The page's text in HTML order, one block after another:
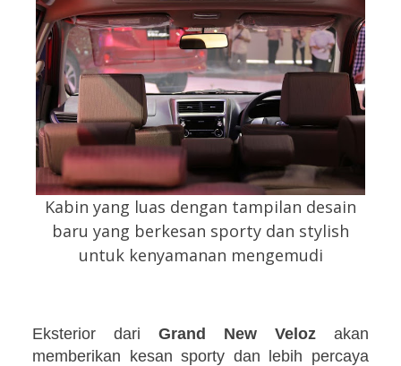
Kabin yang luas dengan tampilan desain
baru yang berkesan sporty dan stylish
untuk kenyamanan mengemudi
Eksterior dari Grand New Veloz akan
memberikan kesan sporty dan lebih percaya